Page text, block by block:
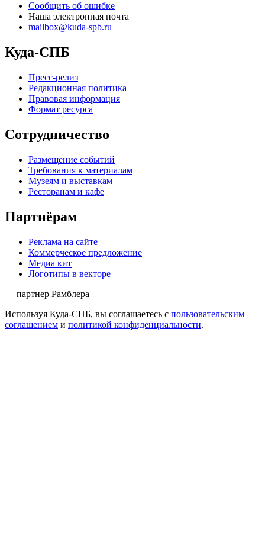
Сообщить об ошибке
Наша электронная почта
mailbox@kuda-spb.ru
Куда-СПБ
Пресс-релиз
Редакционная политика
Правовая информация
Формат ресурса
Сотрудничество
Размещение событий
Требования к материалам
Музеям и выставкам
Ресторанам и кафе
Партнёрам
Реклама на сайте
Коммерческое предложение
Медиа кит
Логотипы в векторе
— партнер Рамблера
Используя Куда-СПБ, вы соглашаетесь с пользовательским
соглашением и политикой конфиденциальности.